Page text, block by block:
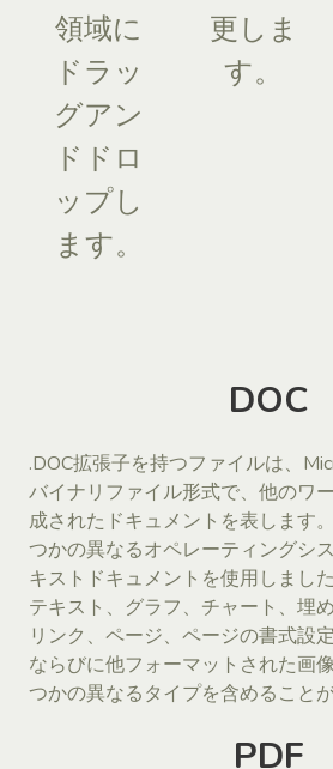
領域に
ドラッ
グアン
ドドロ
ップし
ます。
更しま
す。
DOC
.DOC拡張子を持つファイルは、
バイナリファイル形式で、他のワ
成されたドキュメントを表します
つかの異なるオペレーティングシ
キストドキュメントを使用しまし
テキスト、グラフ、チャート、埋
リンク、ページ、ページの書式設
ならびに他フォーマットされた画
つかの異なるタイプを含めることが
PDF